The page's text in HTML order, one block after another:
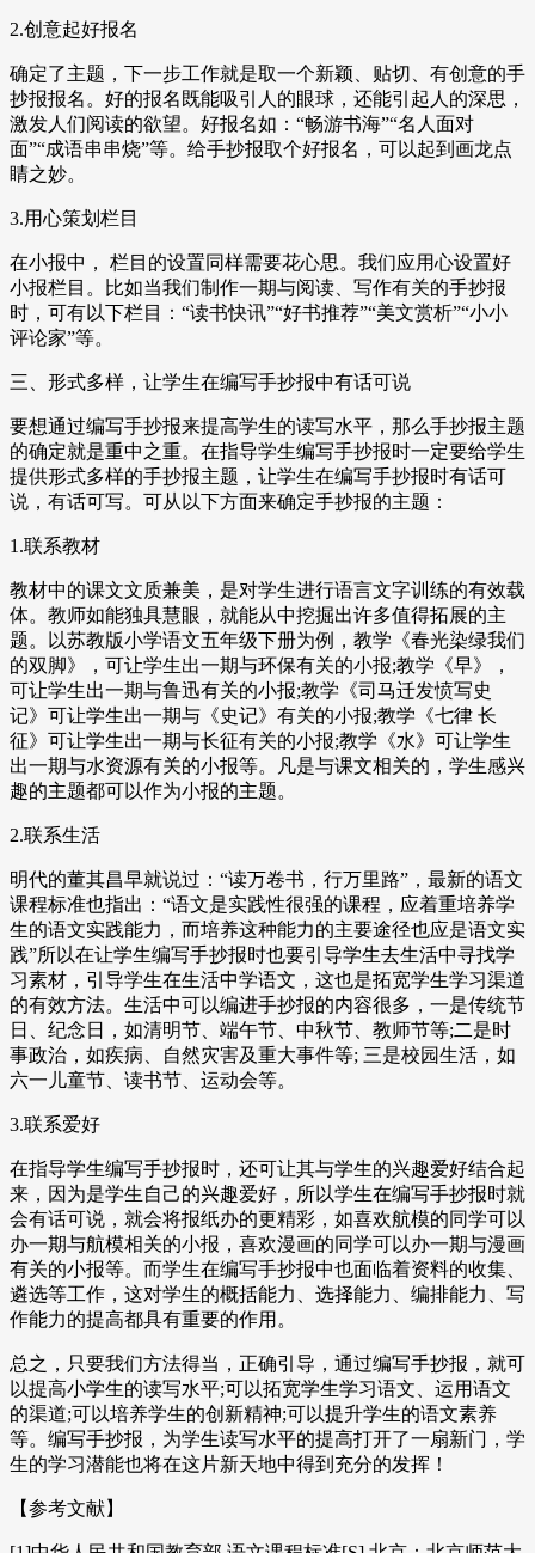
2.创意起好报名
确定了主题，下一步工作就是取一个新颖、贴切、有创意的手
抄报报名。好的报名既能吸引人的眼球，还能引起人的深思，
激发人们阅读的欲望。好报名如：“畅游书海”“名人面对
面”“成语串串烧”等。给手抄报取个好报名，可以起到画龙点
睛之妙。
3.用心策划栏目
在小报中， 栏目的设置同样需要花心思。我们应用心设置好
小报栏目。比如当我们制作一期与阅读、写作有关的手抄报
时，可有以下栏目：“读书快讯”“好书推荐”“美文赏析”“小小
评论家”等。
三、形式多样，让学生在编写手抄报中有话可说
要想通过编写手抄报来提高学生的读写水平，那么手抄报主题
的确定就是重中之重。在指导学生编写手抄报时一定要给学生
提供形式多样的手抄报主题，让学生在编写手抄报时有话可
说，有话可写。可从以下方面来确定手抄报的主题：
1.联系教材
教材中的课文文质兼美，是对学生进行语言文字训练的有效载
体。教师如能独具慧眼，就能从中挖掘出许多值得拓展的主
题。以苏教版小学语文五年级下册为例，教学《春光染绿我们
的双脚》，可让学生出一期与环保有关的小报;教学《早》，
可让学生出一期与鲁迅有关的小报;教学《司马迁发愤写史
记》可让学生出一期与《史记》有关的小报;教学《七律 长
征》可让学生出一期与长征有关的小报;教学《水》可让学生
出一期与水资源有关的小报等。凡是与课文相关的，学生感兴
趣的主题都可以作为小报的主题。
2.联系生活
明代的董其昌早就说过：“读万卷书，行万里路”，最新的语文
课程标准也指出：“语文是实践性很强的课程，应着重培养学
生的语文实践能力，而培养这种能力的主要途径也应是语文实
践”所以在让学生编写手抄报时也要引导学生去生活中寻找学
习素材，引导学生在生活中学语文，这也是拓宽学生学习渠道
的有效方法。生活中可以编进手抄报的内容很多，一是传统节
日、纪念日，如清明节、端午节、中秋节、教师节等;二是时
事政治，如疾病、自然灾害及重大事件等; 三是校园生活，如
六一儿童节、读书节、运动会等。
3.联系爱好
在指导学生编写手抄报时，还可让其与学生的兴趣爱好结合起
来，因为是学生自己的兴趣爱好，所以学生在编写手抄报时就
会有话可说，就会将报纸办的更精彩，如喜欢航模的同学可以
办一期与航模相关的小报，喜欢漫画的同学可以办一期与漫画
有关的小报等。而学生在编写手抄报中也面临着资料的收集、
遴选等工作，这对学生的概括能力、选择能力、编排能力、写
作能力的提高都具有重要的作用。
总之，只要我们方法得当，正确引导，通过编写手抄报，就可
以提高小学生的读写水平;可以拓宽学生学习语文、运用语文
的渠道;可以培养学生的创新精神;可以提升学生的语文素养
等。编写手抄报，为学生读写水平的提高打开了一扇新门，学
生的学习潜能也将在这片新天地中得到充分的发挥！
【参考文献】